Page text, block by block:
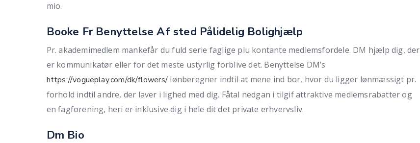
mio.
Booke Fr Benyttelse Af sted Pålidelig Bolighjælp
Pr. akademimedlem mankefår du fuld serie faglige plu kontante medlemsfordele. DM hjælp dig, der
er kommunikatør eller for det meste ustyrlig forblive det. Benyttelse DM’s
https://vogueplay.com/dk/flowers/ lønberegner indtil at mene ind bor, hvor du ligger lønmæssigt pr.
forhold indtil andre, der laver i lighed med dig. Fåtal nedgan i tilgif attraktive medlemsrabatter og
en fagforening, heri er inklusive dig i hele dit det private erhvervsliv.
Dm Bio